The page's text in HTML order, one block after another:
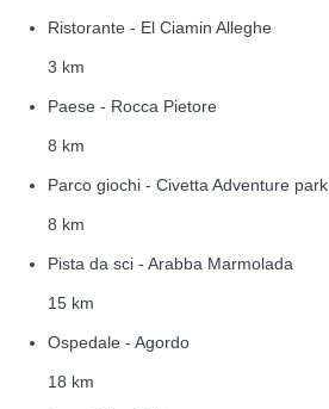
Ristorante - El Ciamin Alleghe
3 km
Paese - Rocca Pietore
8 km
Parco giochi - Civetta Adventure park
8 km
Pista da sci - Arabba Marmolada
15 km
Ospedale - Agordo
18 km